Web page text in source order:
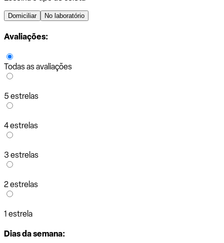
Domiciliar No laboratório
Avaliações:
Todas as avaliações
5 estrelas
4 estrelas
3 estrelas
2 estrelas
1 estrela
Dias da semana: